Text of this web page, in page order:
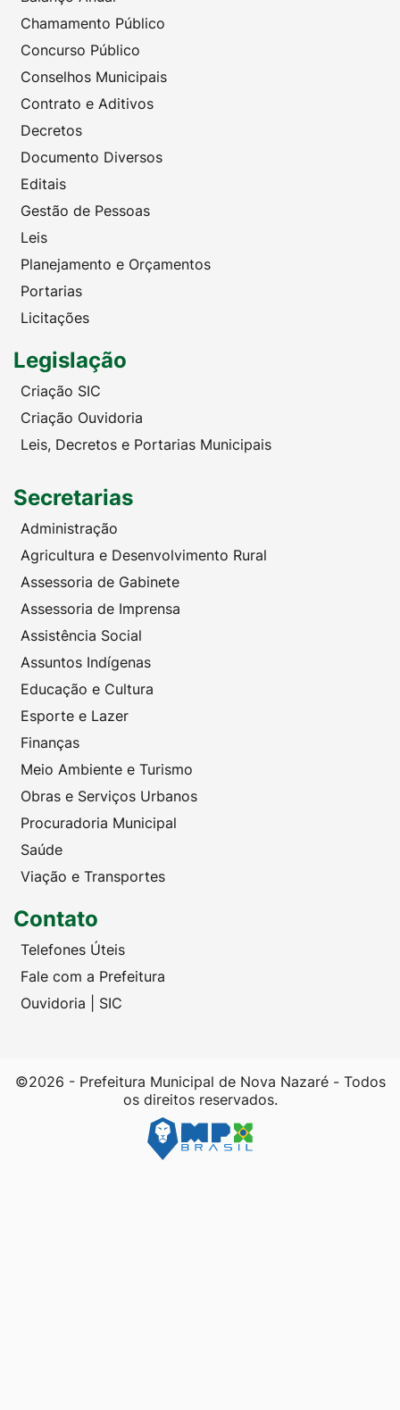
Chamamento Público
Concurso Público
Conselhos Municipais
Contrato e Aditivos
Decretos
Documento Diversos
Editais
Gestão de Pessoas
Leis
Planejamento e Orçamentos
Portarias
Licitações
Legislação
Criação SIC
Criação Ouvidoria
Leis, Decretos e Portarias Municipais
Secretarias
Administração
Agricultura e Desenvolvimento Rural
Assessoria de Gabinete
Assessoria de Imprensa
Assistência Social
Assuntos Indígenas
Educação e Cultura
Esporte e Lazer
Finanças
Meio Ambiente e Turismo
Obras e Serviços Urbanos
Procuradoria Municipal
Saúde
Viação e Transportes
Contato
Telefones Úteis
Fale com a Prefeitura
Ouvidoria | SIC
©2026 - Prefeitura Municipal de Nova Nazaré - Todos
os direitos reservados.